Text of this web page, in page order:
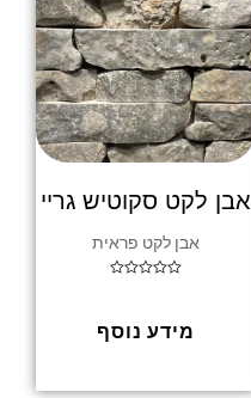
אבן לקט סקוטיש גריי
אבן לקט פראית
5
מידע נוסף